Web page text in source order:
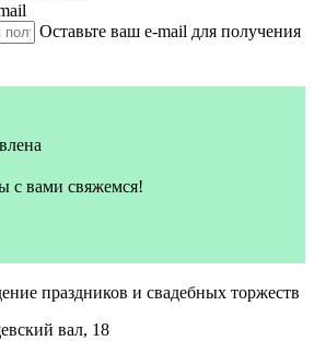
Оставьте ваш e-mail для получения
с вами свяжемся!
праздников и свадебных торжеств
вал, 18